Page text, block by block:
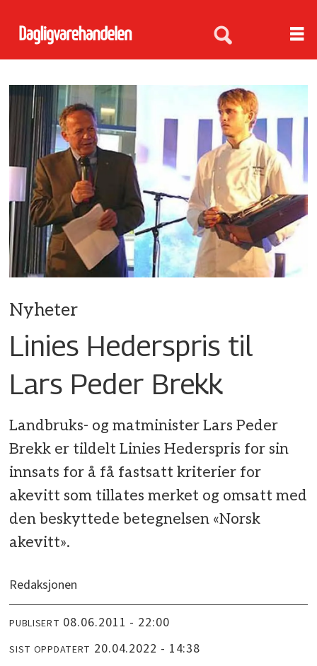
Nyheter
Linies Hederspris til
Lars Peder Brekk
Landbruks- og matminister Lars Peder
Brekk er tildelt Linies Hederspris for sin
innsats for å få fastsatt kriterier for
akevitt som tillates merket og omsatt med
den beskyttede betegnelsen «Norsk
akevitt».
Redaksjonen
PUBLISERT 08.06.2011 - 22:00
SIST OPPDATERT 20.04.2022 - 14:38